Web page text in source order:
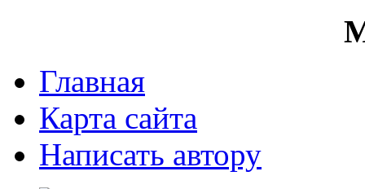
Главная
Карта сайта
Написать автору